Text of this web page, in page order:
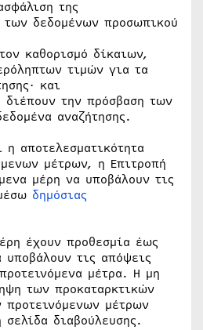
της
των δεδομένων προσωπικού
καθορισμό δίκαιων,
τιμών για τα
και
διέπουν την πρόσβαση των
αναζήτησης.
η αποτελεσματικότητα
μέτρων, η Επιτροπή
μέρη να υποβάλουν τις
δημόσιας
έχουν προθεσμία έως
τις απόψεις
μέτρα. Η μη
των προκαταρκτικών
μέτρων
σελίδα διαβούλευσης.